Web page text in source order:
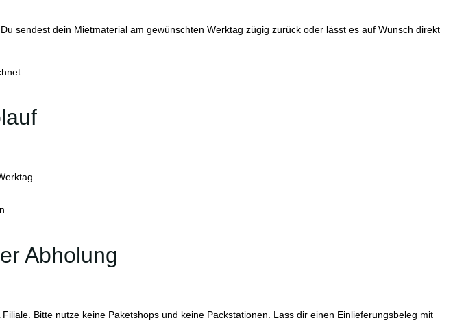
sendest dein Mietmaterial am gewünschten Werktag zügig zurück oder lässt es auf Wunsch direkt
Abholung
Bitte nutze keine Paketshops und keine Packstationen. Lass dir einen Einlieferungsbeleg mit